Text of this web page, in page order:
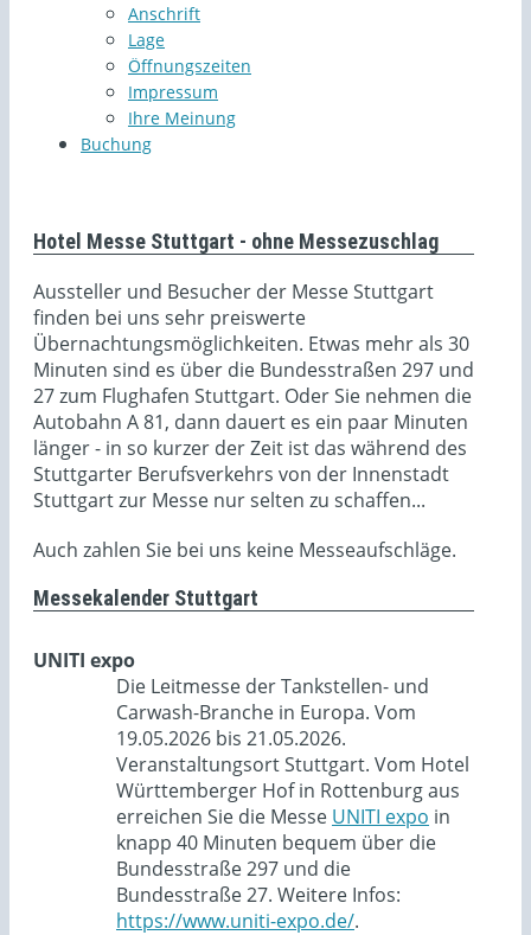
Anschrift
Lage
Öffnungszeiten
Impressum
Ihre Meinung
Buchung
Hotel Messe Stuttgart - ohne Messezuschlag
Aussteller und Besucher der Messe Stuttgart
finden bei uns sehr preiswerte
Übernachtungsmöglichkeiten. Etwas mehr als 30
Minuten sind es über die Bundesstraßen 297 und
27 zum Flughafen Stuttgart. Oder Sie nehmen die
Autobahn A 81, dann dauert es ein paar Minuten
länger - in so kurzer der Zeit ist das während des
Stuttgarter Berufsverkehrs von der Innenstadt
Stuttgart zur Messe nur selten zu schaffen...
Auch zahlen Sie bei uns keine Messeaufschläge.
Messekalender Stuttgart
UNITI expo
Die Leitmesse der Tankstellen- und
Carwash-Branche in Europa. Vom
19.05.2026 bis 21.05.2026.
Veranstaltungsort Stuttgart. Vom Hotel
Württemberger Hof in Rottenburg aus
erreichen Sie die Messe UNITI expo in
knapp 40 Minuten bequem über die
Bundesstraße 297 und die
Bundesstraße 27. Weitere Infos:
https://www.uniti-expo.de/.